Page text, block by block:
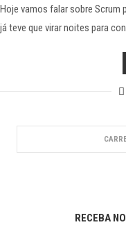
Hoje vamos falar sobre Scrum
já teve que virar noites para
RECEBA